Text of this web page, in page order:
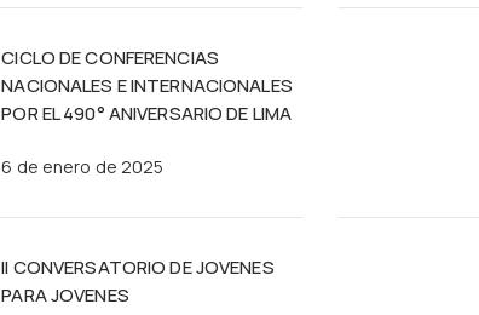
CICLO DE CONFERENCIAS
NACIONALES E INTERNACIONALES
POR EL 490° ANIVERSARIO DE LIMA
6 de enero de 2025
II CONVERSATORIO DE JOVENES
PARA JOVENES